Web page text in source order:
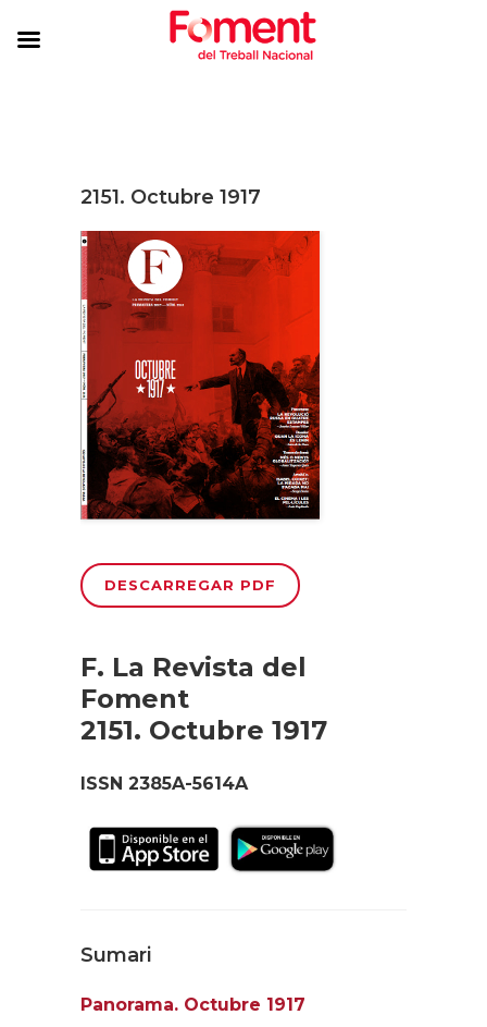
2151. Octubre 1917
DESCARREGAR PDF
F. La Revista del
Foment
2151. Octubre 1917
ISSN 2385A-5614A
Sumari
Panorama. Octubre 1917